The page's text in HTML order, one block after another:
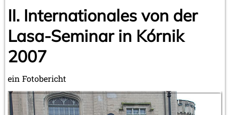
II. Internationales von der
Lasa-Seminar in Kórnik
2007
ein Fotobericht